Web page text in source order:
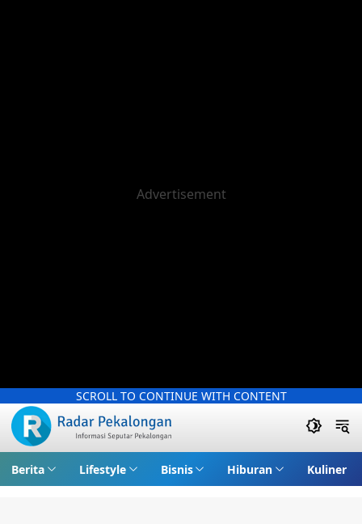
SCROLL TO CONTINUE WITH CONTENT
Berita Lifestyle Bisnis Hiburan Kuliner